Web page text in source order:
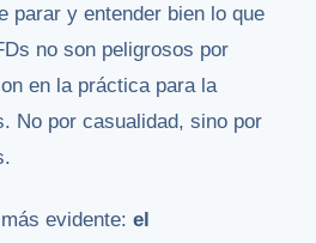
parar y entender bien lo que
no son peligrosos por
en la práctica para la
No por casualidad, sino por
evidente: el